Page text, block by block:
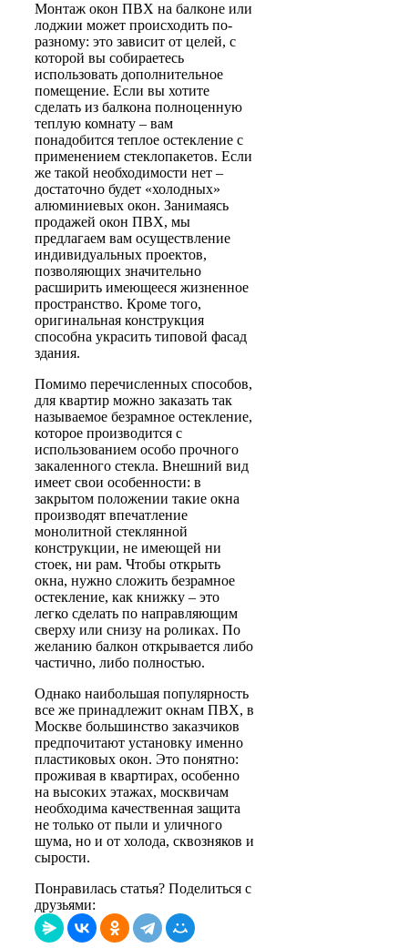
Монтаж окон ПВХ на балконе или
лоджии может происходить по-
разному: это зависит от целей, с
которой вы собираетесь
использовать дополнительное
помещение. Если вы хотите
сделать из балкона полноценную
теплую комнату – вам
понадобится теплое остекление с
применением стеклопакетов. Если
же такой необходимости нет –
достаточно будет «холодных»
алюминиевых окон. Занимаясь
продажей окон ПВХ, мы
предлагаем вам осуществление
индивидуальных проектов,
позволяющих значительно
расширить имеющееся жизненное
пространство. Кроме того,
оригинальная конструкция
способна украсить типовой фасад
здания.
Помимо перечисленных способов,
для квартир можно заказать так
называемое безрамное остекление,
которое производится с
использованием особо прочного
закаленного стекла. Внешний вид
имеет свои особенности: в
закрытом положении такие окна
производят впечатление
монолитной стеклянной
конструкции, не имеющей ни
стоек, ни рам. Чтобы открыть
окна, нужно сложить безрамное
остекление, как книжку – это
легко сделать по направляющим
сверху или снизу на роликах. По
желанию балкон открывается либо
частично, либо полностью.
Однако наибольшая популярность
все же принадлежит окнам ПВХ, в
Москве большинство заказчиков
предпочитают установку именно
пластиковых окон. Это понятно:
проживая в квартирах, особенно
на высоких этажах, москвичам
необходима качественная защита
не только от пыли и уличного
шума, но и от холода, сквозняков и
сырости.
Понравилась статья? Поделиться с
друзьями: